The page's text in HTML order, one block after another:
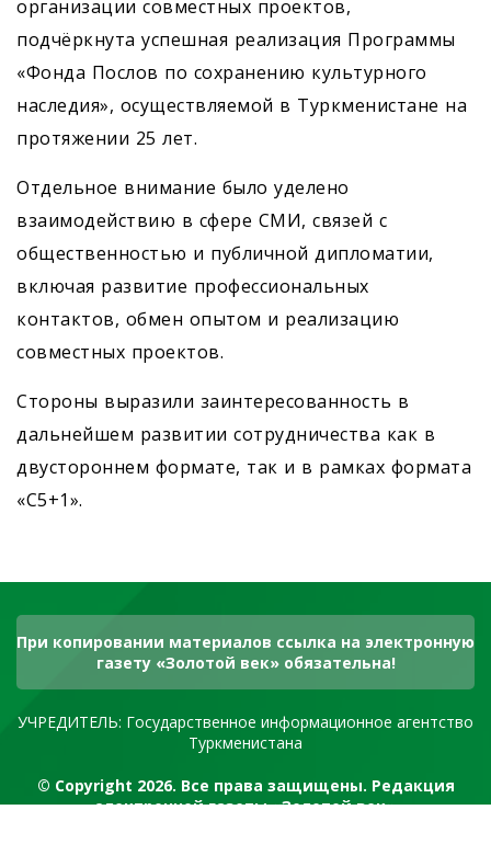
организации совместных проектов,
подчёркнута успешная реализация Программы
«Фонда Послов по сохранению культурного
наследия», осуществляемой в Туркменистане на
протяжении 25 лет.
Отдельное внимание было уделено
взаимодействию в сфере СМИ, связей с
общественностью и публичной дипломатии,
включая развитие профессиональных
контактов, обмен опытом и реализацию
совместных проектов.
Стороны выразили заинтересованность в
дальнейшем развитии сотрудничества как в
двустороннем формате, так и в рамках формата
«С5+1».
При копировании материалов ссылка на электронную
газету «Золотой век» обязательна!
УЧРЕДИТЕЛЬ: Государственное информационное агентство
Туркменистана
© Copyright 2026. Все права защищены. Редакция
электронной газеты «Золотой век»